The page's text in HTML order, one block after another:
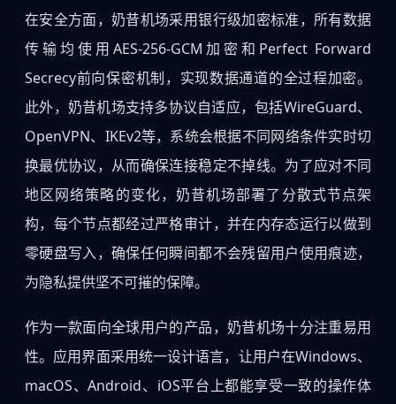
在安全方面，奶昔机场采用银行级加密标准，所有数据
传输均使用AES-256-GCM加密和Perfect Forward
Secrecy前向保密机制，实现数据通道的全过程加密。
此外，奶昔机场支持多协议自适应，包括WireGuard、
OpenVPN、IKEv2等，系统会根据不同网络条件实时切
换最优协议，从而确保连接稳定不掉线。为了应对不同
地区网络策略的变化，奶昔机场部署了分散式节点架
构，每个节点都经过严格审计，并在内存态运行以做到
零硬盘写入，确保任何瞬间都不会残留用户使用痕迹，
为隐私提供坚不可摧的保障。
作为一款面向全球用户的产品，奶昔机场十分注重易用
性。应用界面采用统一设计语言，让用户在Windows、
macOS、Android、iOS平台上都能享受一致的操作体